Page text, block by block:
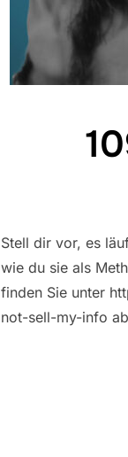
Stell dir vor, es
wie du sie als
finden Sie unter
not-sell-my-info